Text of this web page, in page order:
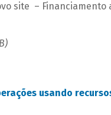
– Financiamento
usando